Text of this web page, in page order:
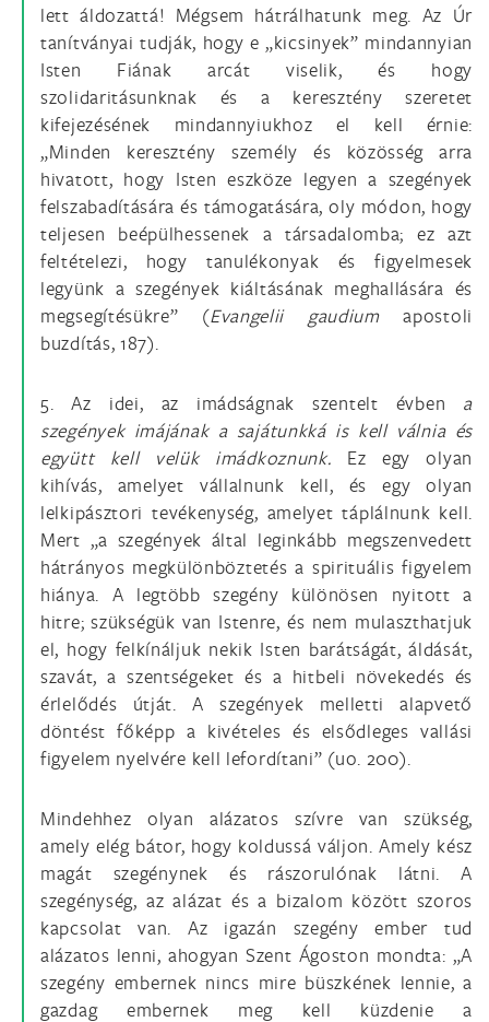
lett áldozattá! Mégsem hátrálhatunk meg. Az Úr
tanítványai tudják, hogy e „kicsinyek” mindannyian
Isten Fiának arcát viselik, és hogy
szolidaritásunknak és a keresztény szeretet
kifejezésének mindannyiukhoz el kell érnie:
„Minden keresztény személy és közösség arra
hivatott, hogy Isten eszköze legyen a szegények
felszabadítására és támogatására, oly módon, hogy
teljesen beépülhessenek a társadalomba; ez azt
feltételezi, hogy tanulékonyak és figyelmesek
legyünk a szegények kiáltásának meghallására és
megsegítésükre” (Evangelii gaudiumapostoli
buzdítás, 187).
5. Az idei, az imádságnak szentelt évben a
szegények imájának a sajátunkká is kell válnia és
együtt kell velük imádkoznunk. Ez egy olyan
kihívás, amelyet vállalnunk kell, és egy olyan
lelkipásztori tevékenység, amelyet táplálnunk kell.
Mert „a szegények által leginkább megszenvedett
hátrányos megkülönböztetés a spirituális figyelem
hiánya. A legtöbb szegény különösen nyitott a
hitre; szükségük van Istenre, és nem mulaszthatjuk
el, hogy felkínáljuk nekik Isten barátságát, áldását,
szavát, a szentségeket és a hitbeli növekedés és
érlelődés útját. A szegények melletti alapvető
döntést főképp a kivételes és elsődleges vallási
figyelem nyelvére kell lefordítani” (uo. 200).
Mindehhez olyan alázatos szívre van szükség,
amely elég bátor, hogy koldussá váljon. Amely kész
magát szegénynek és rászorulónak látni. A
szegénység, az alázat és a bizalom között szoros
kapcsolat van. Az igazán szegény ember tud
alázatos lenni, ahogyan Szent Ágoston mondta: „A
szegény embernek nincs mire büszkének lennie, a
gazdag embernek meg kell küzdenie a